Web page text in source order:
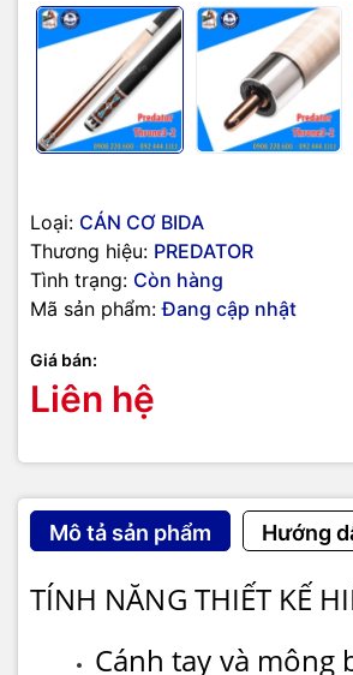
Loại: CÁN CƠ BIDA
Thương hiệu: PREDATOR
Tình trạng: Còn hàng
Mã sản phẩm: Đang cập nhật
Giá bán:
Liên hệ
Mô tả sản phẩm Hướng
TÍNH NĂNG THIẾT KẾ
Cánh tay và mông